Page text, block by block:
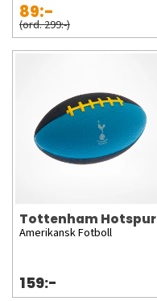
89:-
(ord. 299:-)
Tottenham Hotspur
Amerikansk Fotboll
159:-